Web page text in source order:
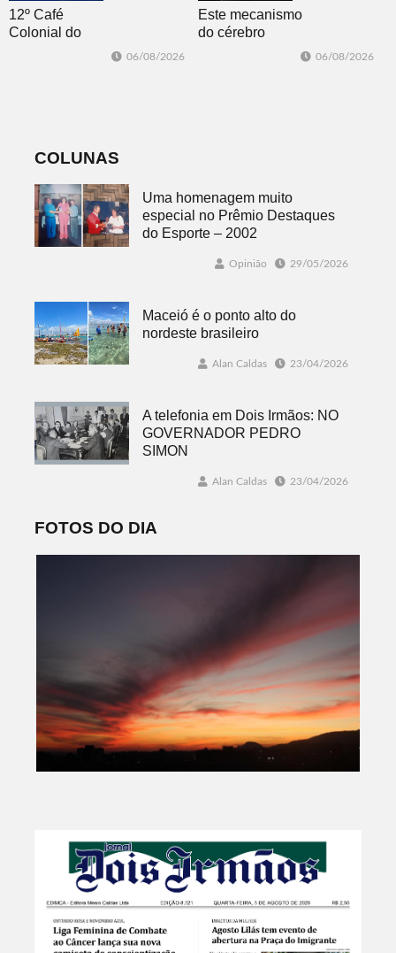
12º Café
Colonial do
06/08/2026
Este mecanismo
do cérebro
06/08/2026
COLUNAS
Uma homenagem muito
especial no Prêmio Destaques
do Esporte – 2002
Opinião 29/05/2026
Maceió é o ponto alto do
nordeste brasileiro
Alan Caldas 23/04/2026
A telefonia em Dois Irmãos: NO
GOVERNADOR PEDRO
SIMON
Alan Caldas 23/04/2026
FOTOS DO DIA